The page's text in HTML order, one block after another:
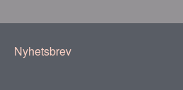
Nyhetsbrev